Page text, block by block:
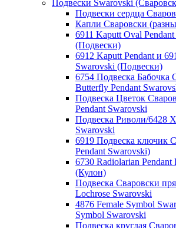
Подвески Swarovski
Подвески сердца
Капли Сваровски
6911 Kaputt Oval
(Подвески)
6912 Kaputt Pendant и
Swarovski (Подвески)
6754 Подвеска Бабочка
Butterfly Pendant
Подвеска Цветок
Pendant Swarovski
Подвеска Риволи/6428
Swarovski
6919 Подвеска ключик
Pendant Swarovski)
6730 Radiolarian Pendant
(Кулон)
Подвеска Сваровски
Lochrose Swarovski
4876 Female Symbol
Symbol Swarovski
Подвеска круглая